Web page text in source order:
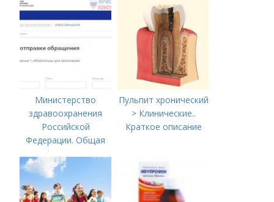
цена
Министерство
здравоохранения
Российской
Федерации. Общая
информация о
Министерстве
здравоохранения
Российской
Пульпит хронический
> Клинические..
Краткое описание